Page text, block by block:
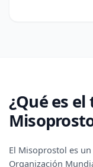
¿Qué es
El Misoprostol es
Organización